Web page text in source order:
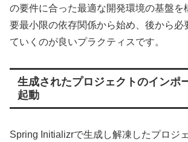
の要件に合った最適な開発環境の基盤を
要最小限の依存関係から始め、後から必
ていくのが良いプラクティスです。
生成されたプロジェクトのインポ
起動
Spring Initializrで生成し解凍したプロジ